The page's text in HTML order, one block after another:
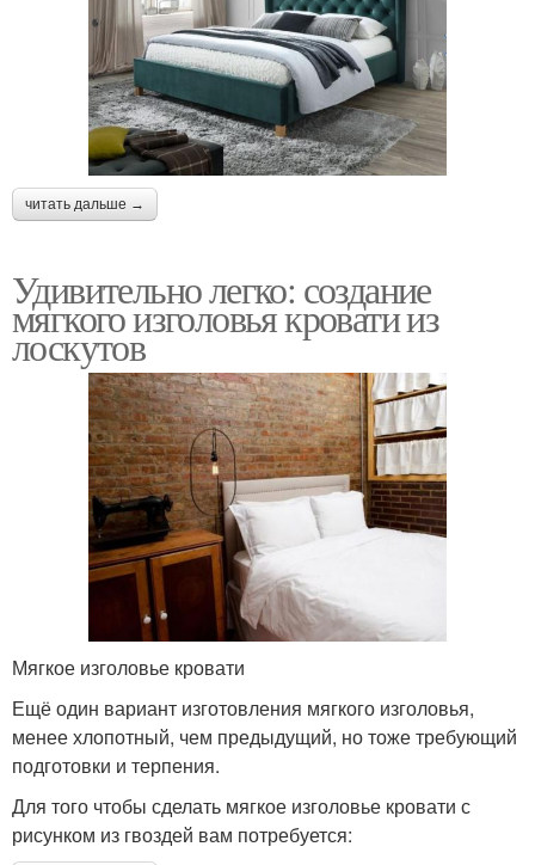
читать дальше →
Удивительно легко: создание
мягкого изголовья кровати из
лоскутов
Мягкое изголовье кровати
Ещё один вариант изготовления мягкого изголовья,
менее хлопотный, чем предыдущий, но тоже требующий
подготовки и терпения.
Для того чтобы сделать мягкое изголовье кровати с
рисунком из гвоздей вам потребуется: